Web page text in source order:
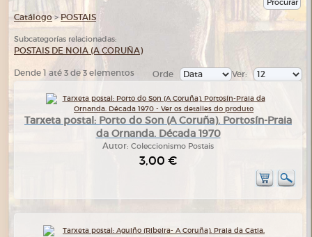
Catálogo >POSTAIS
Subcategorías relacionadas:
POSTAIS DE NOIA (A CORUÑA)
Dende 1 até 3 de 3 elementos Ver:
Orde
Tarxeta postal: Porto do Son (A Coruña). Portosín-Praia
da Ornanda. Década 1970
Autor: Coleccionismo Postais
3,00 €